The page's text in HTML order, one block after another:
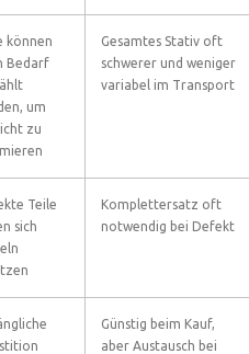
können
Bedarf
um
zu
Gesamtes Stativ oft
schwerer und weniger
variabel im Transport
Teile
sich
Komplettersatz oft
notwendig bei Defekt
Günstig beim Kauf,
aber Austausch bei